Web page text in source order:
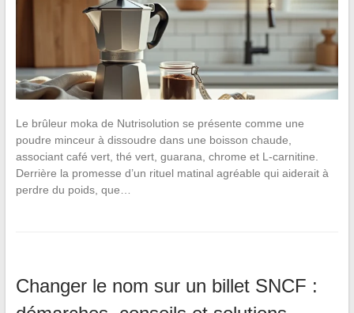
Le brûleur moka de Nutrisolution se présente comme une
poudre minceur à dissoudre dans une boisson chaude,
associant café vert, thé vert, guarana, chrome et L-carnitine.
Derrière la promesse d’un rituel matinal agréable qui aiderait à
perdre du poids, que…
Changer le nom sur un billet SNCF :